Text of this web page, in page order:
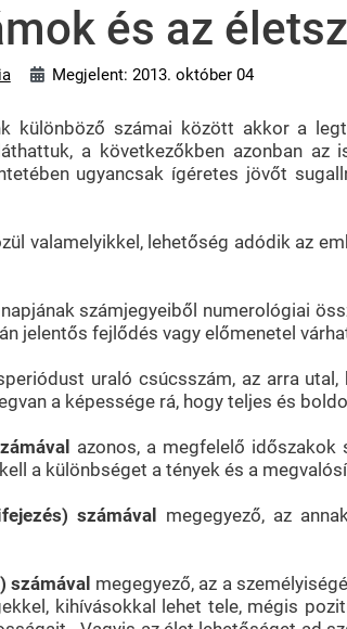
és az
Megjelent: 2013. október 04
különböző számai között akkor a
a következőkben azonban az
ugyancsak ígéretes jövőt
valamelyikkel, lehetőség adódik az
számjegyeiből numerológiai
jelentős fejlődés vagy előmenetel
uraló csúcsszám, az arra
a képessége rá, hogy teljes és
azonos, a megfelelő időszakok
a különbséget a tények és a
számával megegyező, az
számával megegyező, az a
kihívásokkal lehet tele, mégis